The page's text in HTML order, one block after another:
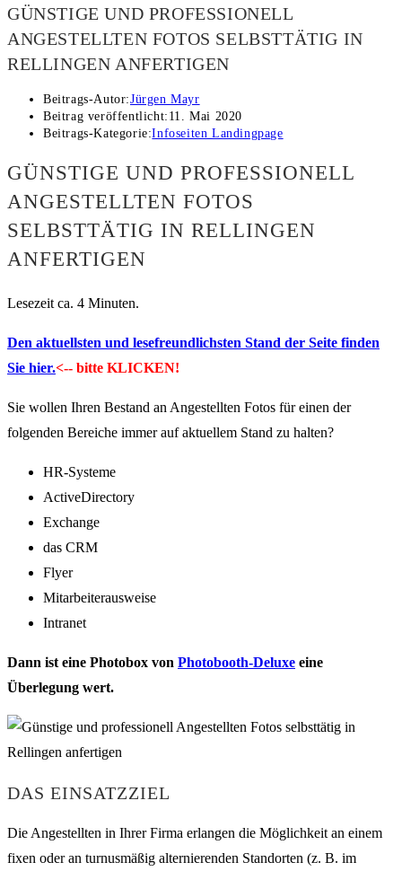
GÜNSTIGE UND PROFESSIONELL
ANGESTELLTEN FOTOS SELBSTTÄTIG IN
RELLINGEN ANFERTIGEN
Beitrags-Autor:Jürgen Mayr
Beitrag veröffentlicht: 11. Mai 2020
Beitrags-Kategorie:Infoseiten Landingpage
GÜNSTIGE UND PROFESSIONELL
ANGESTELLTEN FOTOS
SELBSTTÄTIG IN RELLINGEN
ANFERTIGEN
Lesezeit ca. 4 Minuten.
Den aktuellsten und lesefreundlichsten Stand der Seite finden
Sie hier.<-- bitte KLICKEN!
Sie wollen Ihren Bestand an Angestellten Fotos für einen der
folgenden Bereiche immer auf aktuellem Stand zu halten?
HR-Systeme
ActiveDirectory
Exchange
das CRM
Flyer
Mitarbeiterausweise
Intranet
Dann ist eine Photobox von Photobooth-Deluxe eine
Überlegung wert.
DAS EINSATZZIEL
Die Angestellten in Ihrer Firma erlangen die Möglichkeit an einem
fixen oder an turnusmäßig alternierenden Standorten (z. B. im